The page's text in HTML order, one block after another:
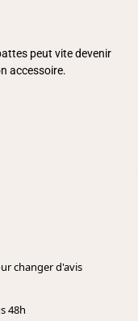
peut vite devenir
accessoire.
changer d'avis
48h